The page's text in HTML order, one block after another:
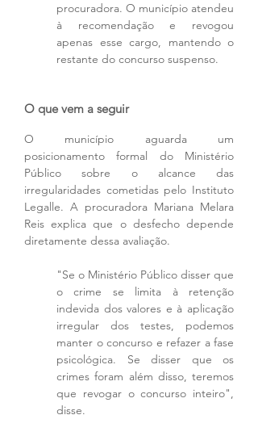
procuradora. O município atendeu
à recomendação e revogou
apenas esse cargo, mantendo o
restante do concurso suspenso.
O que vem a seguir
O município aguarda um
posicionamento formal do Ministério
Público sobre o alcance das
irregularidades cometidas pelo Instituto
Legalle. A procuradora Mariana Melara
Reis explica que o desfecho depende
diretamente dessa avaliação.
"Se o Ministério Público disser que
o crime se limita à retenção
indevida dos valores e à aplicação
irregular dos testes, podemos
manter o concurso e refazer a fase
psicológica. Se disser que os
crimes foram além disso, teremos
que revogar o concurso inteiro",
disse.